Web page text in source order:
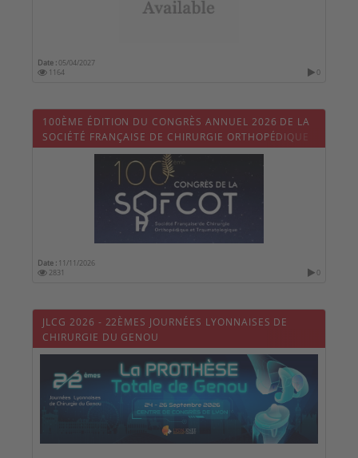
Date :05/04/2027
1164
0
100ÈME ÉDITION DU CONGRÈS ANNUEL 2026 DE LA
SOCIÉTÉ FRANÇAISE DE CHIRURGIE ORTHOPÉDIQUE
ET TRAUMATOLOGIQUE (SOFCOT)
Date : 11/11/2026
2831
0
JLCG 2026 - 22ÈMES JOURNÉES LYONNAISES DE
CHIRURGIE DU GENOU